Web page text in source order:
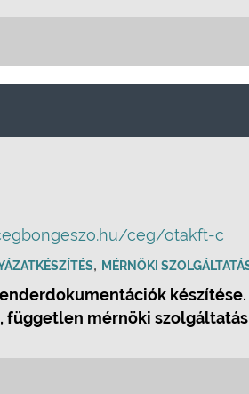
ceg/otakft-c
, MÉRNÖKI
független mérnöki